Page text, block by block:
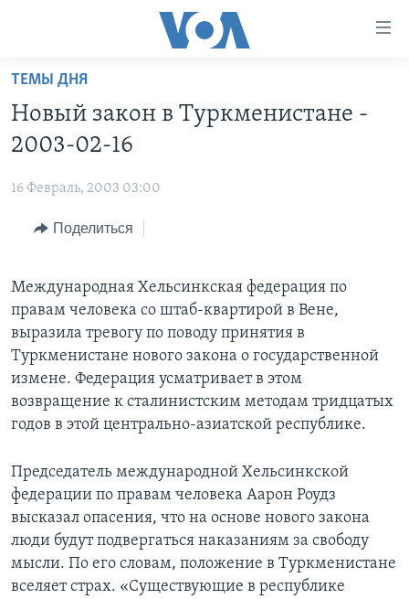
Перейти
основной
контент
навигации
НОВОСТИ ЗА МИНУТУ
ИТОГИ
ДИСКУССИЯ VOA
ДЕТАЛИ
НЬЮ-ЙОРК NEW YORK
УЧИМ АНГЛИЙСКИЙ
НАША АМЕРИКАНСКАЯ ИСТОРИЯ
АРТЕФАКТЫ
АМЕРИКАНСКИЕ ГОРОДКИ
ТЕСТЫ
ЭКСПЕРТИЗА
ИНТЕРВЬЮ
ЗА СВОБОДУ ПРЕССЫ
УЧИМ АНГЛИЙСКИЙ
ВИДЕО
ПОДПИСКА НА НОВОСТИ
СОЦИАЛЬНЫЕ СЕТИ
ТЕМЫ ДНЯ
Новый закон в Туркменистане -
2003-02-16
16 Февраль, 2003 03:00
Поделиться
Международная Хельсинкская федерация по
правам человека со штаб-квартирой в Вене,
выразила тревогу по поводу принятия в
Туркменистане нового закона о государственной
измене. Федерация усматривает в этом
возвращение к сталинистским методам тридцатых
годов в этой центрально-азиатской республике.
Председатель международной Хельсинкской
федерации по правам человека Аарон Роудз
высказал опасения, что на основе нового закона
люди будут подвергаться наказаниям за свободу
мысли. По его словам, положение в Туркменистане
вселяет страх. «Существующие в республике